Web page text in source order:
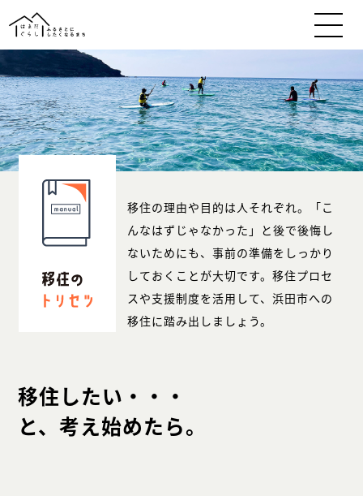
移住の理由や目的は人それぞれ。「こ
んなはずじゃなかった」と後で後悔し
ないためにも、事前の準備をしっかり
しておくことが大切です。移住プロセ
スや支援制度を活用して、浜田市への
移住に踏み出しましょう。
移住したい・・・
と、考え始めたら。